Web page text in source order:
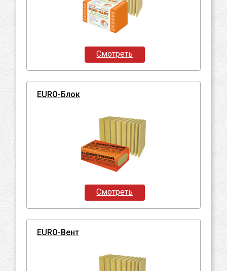
Смотреть
EURO-Блок
Смотреть
EURO-Вент